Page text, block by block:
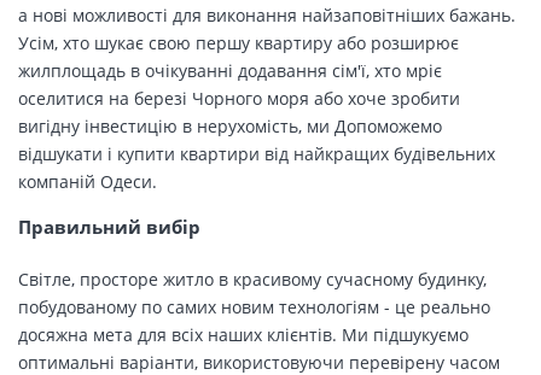
а нові можливості для виконання найзаповітніших бажань.
Усім, хто шукає свою першу квартиру або розширює
жилплощадь в очікуванні додавання сім'ї, хто мріє
оселитися на березі Чорного моря або хоче зробити
вигідну інвестицію в нерухомість, ми Допоможемо
відшукати і купити квартири від найкращих будівельних
компаній Одеси.
Правильний вибір
Світле, просторе житло в красивому сучасному будинку,
побудованому по самих новим технологіям - це реально
досяжна мета для всіх наших клієнтів. Ми підшукуємо
оптимальні варіанти, використовуючи перевірену часом